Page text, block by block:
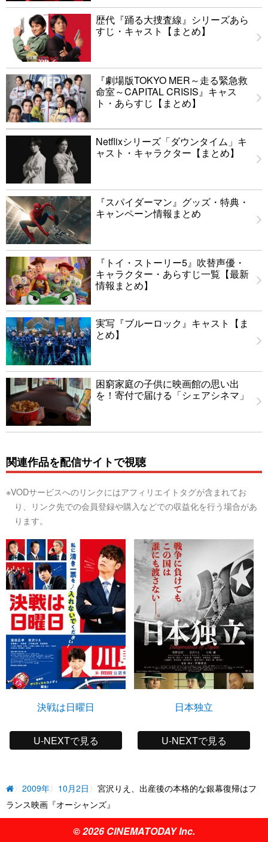
歴代『踊る大捜査線』シリーズあら
すじ・キャスト【まとめ】
『劇場版TOKYO MER～走る緊急救
命室～CAPITAL CRISIS』キャス
ト・あらすじ【まとめ】
Netflixシリーズ「ダウンタイム」キ
ャスト・キャラクター【まとめ】
『スパイダーマン』グッズ・特典・
キャンペーン情報まとめ
『トイ・ストーリー5』吹替声優・
キャラクター・あらすじ一覧【最新
情報まとめ】
実写『ブルーロック』キャスト【ま
とめ】
困窮家庭の子供に映画館の思い出
を！寄付で届ける「シェアシネマ」
関連作品を配信サイトで視聴
※VODサービスへのリンクにはアフィリエイトタグが含まれてお
り、リンク先での会員登録や購入などでの収益化を行う場合があ
ります。
決戦は日曜日
U-NEXTで見る
日本独立
U-NEXTで見る
2009年 10月2日
宮沢りえ、出産後の本格的な銀幕復帰はフ
ランス映画『オーシャンズ』
© 2026 CINEMATODAY Inc.